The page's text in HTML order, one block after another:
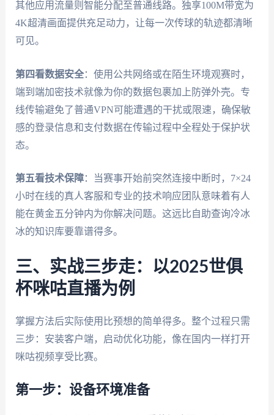
其他应用流量则智能分配至普通线路。独享100M带宽为
4K超清画面提供充足动力，让每一次传球的轨迹都清晰
可见。
第四看数据安全：使用公共网络或在陌生环境观赛时，
端到端加密技术就像为你的数据包裹加上防弹外壳。专
线传输避免了普通VPN可能遭遇的干扰或限速，确保敏
感的登录信息和支付数据在传输过程中全程处于保护状
态。
第五看技术保障：当赛事开始前突然连接中断时，7×24
小时在线的真人客服和专业的技术响应团队意味着有人
能在黄金五分钟内为你解决问题。这远比自助查询冷冰
冰的知识库要靠谱得多。
三、实战三步走：以2025世俱
杯咪咕直播为例
掌握方法后实际使用比预想的简单得多。整个过程只需
三步：安装客户端，启动优化功能，像在国内一样打开
咪咕视频享受比赛。
第一步：设备环境准备